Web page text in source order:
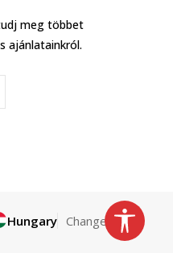
meg többet
ajánlatainkról.
Hungary Change